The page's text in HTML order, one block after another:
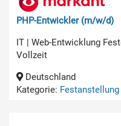
PHP-Entwickler (m/w/d)
IT | Web-Entwicklung
Vollzeit
Deutschland
Kategorie: Festanstellung